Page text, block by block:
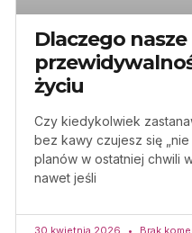
Dlaczego
życiu
Czy kiedykolwiek
bez kawy czujesz się „nie
planów w ostatniej chwili
nawet jeśli
30 kwietnia 2026 Brak